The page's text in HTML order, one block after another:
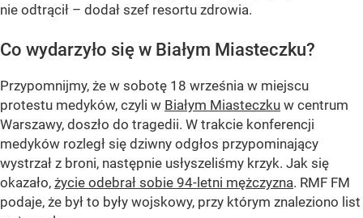
nie odtrącił – dodał szef resortu zdrowia.
Co wydarzyło się w Białym Miasteczku?
Przypomnijmy, że w sobotę 18 września w miejscu
protestu medyków, czyli w Białym Miasteczku w centrum
Warszawy, doszło do tragedii. W trakcie konferencji
medyków rozległ się dziwny odgłos przypominający
wystrzał z broni, następnie usłyszeliśmy krzyk. Jak się
okazało, życie odebrał sobie 94-letni mężczyzna. RMF FM
podaje, że był to były wojskowy, przy którym znaleziono list